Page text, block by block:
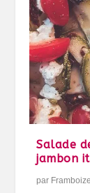
Salade
jambon
par Framboize